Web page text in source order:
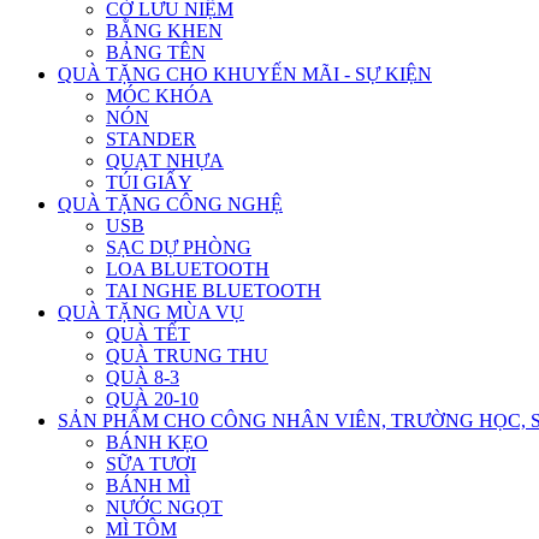
CỜ LƯU NIỆM
BẰNG KHEN
BẢNG TÊN
QUÀ TẶNG CHO KHUYẾN MÃI - SỰ KIỆN
MÓC KHÓA
NÓN
STANDER
QUẠT NHỰA
TÚI GIẤY
QUÀ TẶNG CÔNG NGHỆ
USB
SẠC DỰ PHÒNG
LOA BLUETOOTH
TAI NGHE BLUETOOTH
QUÀ TẶNG MÙA VỤ
QUÀ TẾT
QUÀ TRUNG THU
QUÀ 8-3
QUÀ 20-10
SẢN PHẨM CHO CÔNG NHÂN VIÊN, TRƯỜNG HỌC,
BÁNH KẸO
SỮA TƯƠI
BÁNH MÌ
NƯỚC NGỌT
MÌ TÔM